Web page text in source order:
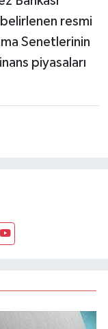
resmi
Senetlerinin
piyasaları